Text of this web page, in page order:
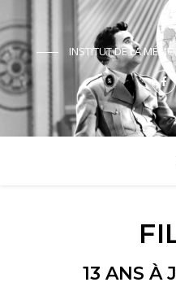
INSTITUT DE LA
13 ANS À